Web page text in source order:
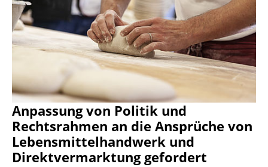
Anpassung von Politik und
Rechtsrahmen an die Ansprüche von
Lebensmittelhandwerk und
Direktvermarktung gefordert